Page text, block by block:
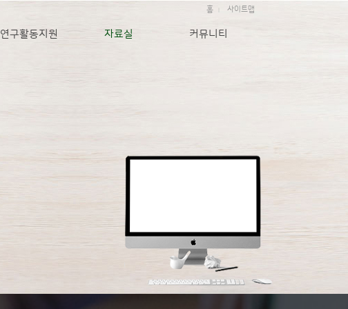
홈 사이트맵
연구활동지원 자료실 커뮤니티